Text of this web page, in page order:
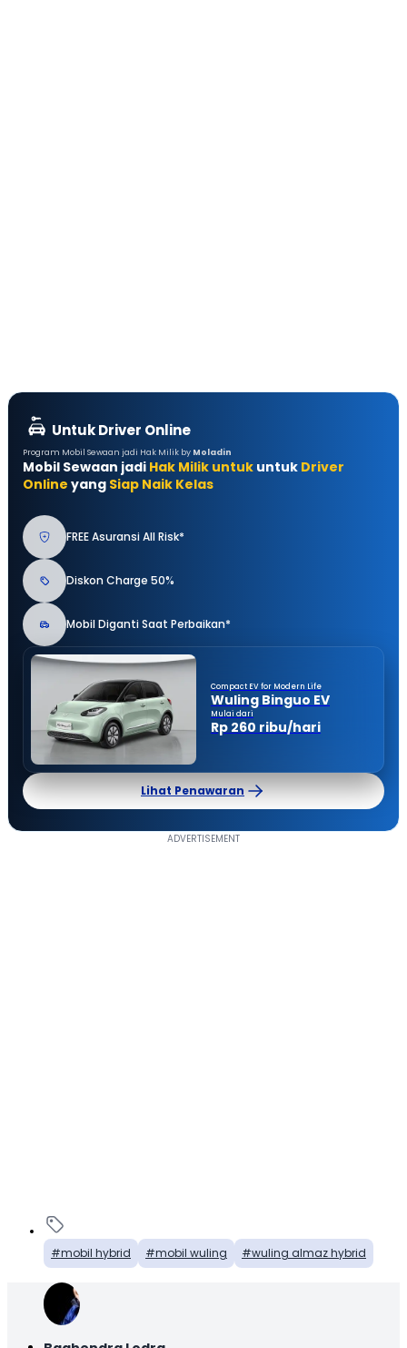
Untuk Driver Online
Program Mobil Sewaan jadi Hak Milik by Moladin
Mobil Sewaan jadi Hak Milik untuk untuk Driver
Online yang Siap Naik Kelas
FREE Asuransi All Risk*
Diskon Charge 50%
Mobil Diganti Saat Perbaikan*
Compact EV for Modern Life
Wuling Binguo EV
Mulai dari
Rp 260 ribu/hari
Lihat Penawaran
mobil hybrid mobil wuling wuling almaz hybrid